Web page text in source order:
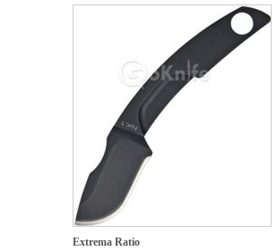
Extrema Ratio